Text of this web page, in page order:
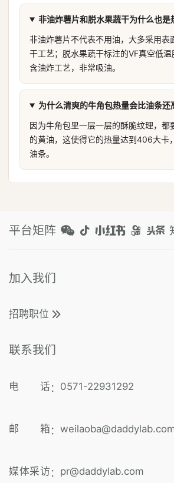
非油炸薯片和脱水果蔬干为什么也是
非油炸薯片不代表不用油，大多采用表
干工艺；脱水果蔬干标注的VF真空低
含油炸工艺，非常吸油。
为什么清爽的牛角包热量会比油条还
因为牛角包里一层一层的酥脆纹理，都
的黄油，这使得它的热量达到406大卡
油条。
平台矩阵
加入我们
招聘职位
联系我们
电 话 ： 0571-22931292
邮 箱 ：
媒体采访 ： pr@daddylab.com